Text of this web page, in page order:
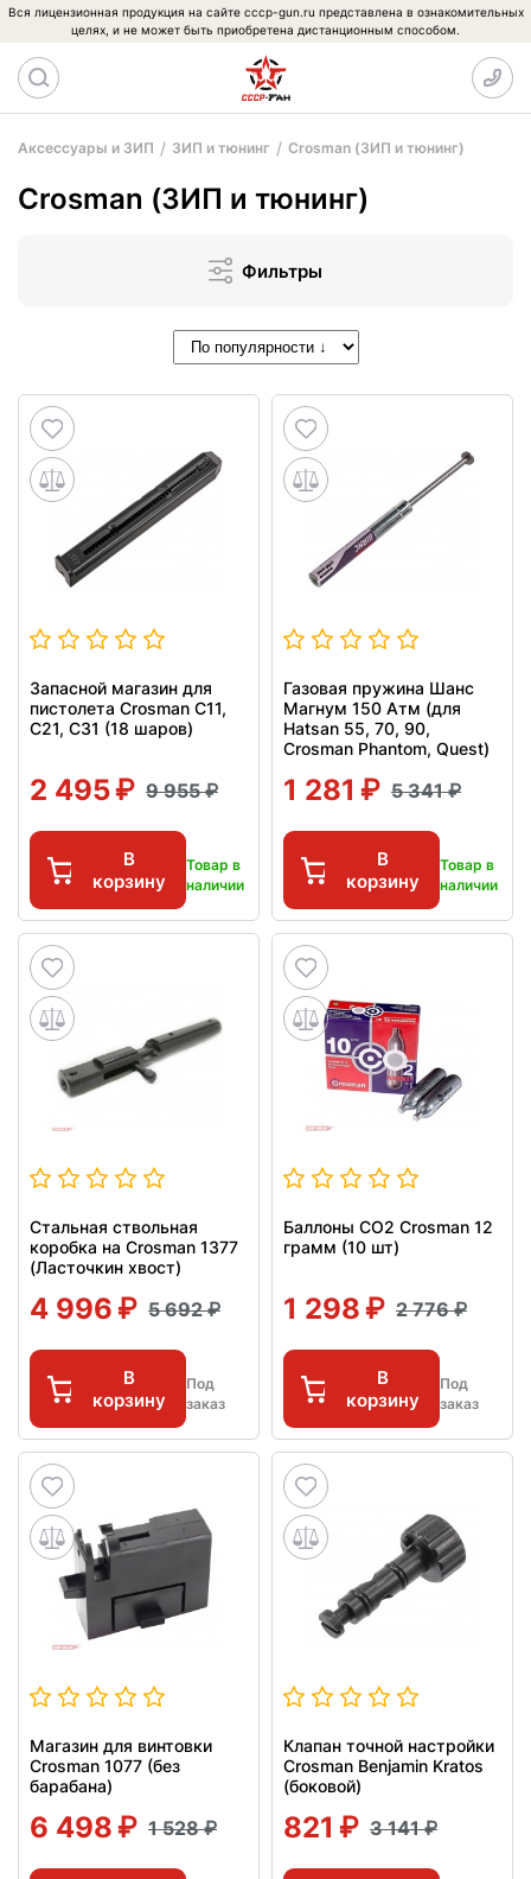
Вся лицензионная продукция на сайте cccp-gun.ru представлена в ознакомительных
целях, и не может быть приобретена дистанционным способом.
Аксессуары и ЗИП ЗИП и тюнинг Crosman (ЗИП и тюнинг)
Crosman (ЗИП и тюнинг)
Фильтры
Запасной магазин для
пистолета Crosman C11,
C21, C31 (18 шаров)
2 495 9 955
В
корзину
Товар в
наличии
Газовая пружина Шанс
Магнум 150 Атм (для
Hatsan 55, 70, 90,
Crosman Phantom, Quest)
1 281 5 341
В
корзину
Товар в
наличии
Стальная ствольная
коробка на Crosman 1377
(Ласточкин хвост)
4 996 5 692
В
корзину
Под
заказ
Баллоны СО2 Crosman 12
грамм (10 шт)
1 298 2 776
В
корзину
Под
заказ
Магазин для винтовки
Crosman 1077 (без
барабана)
6 498 1 528
Клапан точной настройки
Crosman Benjamin Kratos
(боковой)
821 3 141